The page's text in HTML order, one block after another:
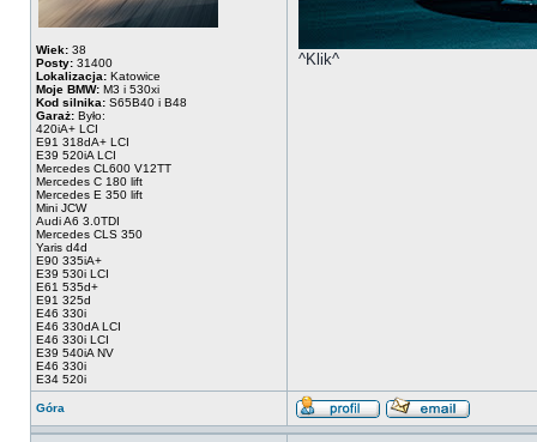
Wiek: 38
Posty: 31400
Lokalizacja: Katowice
Moje BMW: M3 i 530xi
Kod silnika: S65B40 i B48
Garaż: Było:
420iA+ LCI
E91 318dA+ LCI
E39 520iA LCI
Mercedes CL600 V12TT
Mercedes C 180 lift
Mercedes E 350 lift
Mini JCW
Audi A6 3.0TDI
Mercedes CLS 350
Yaris d4d
E90 335iA+
E39 530i LCI
E61 535d+
E91 325d
E46 330i
E46 330dA LCI
E46 330i LCI
E39 540iA NV
E46 330i
E34 520i
^Klik^
Góra